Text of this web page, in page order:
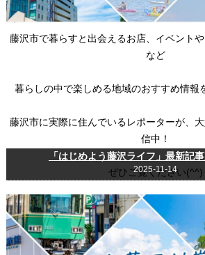
「はじめよう藤沢ライフ」最新記
2025-11-14
藤沢市で暮らすと出会えるお店、イベント
など
暮らしの中で楽しめる地域のおすすめ情報
藤沢市に実際に住んでいるレポーターが、
信中！
ぜひご覧ください(^^)